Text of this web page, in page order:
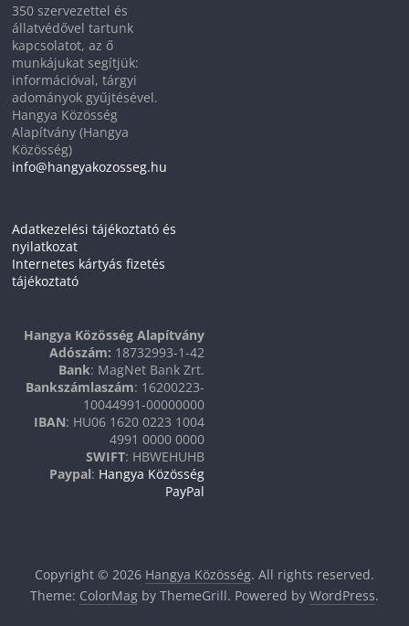
350 szervezettel és
állatvédővel tartunk
kapcsolatot, az ő
munkájukat segítjük:
információval, tárgyi
adományok gyűjtésével.
Hangya Közösség
Alapítvány (Hangya
Közösség)
info@hangyakozosseg.hu
Adatkezelési tájékoztató és
nyilatkozat
Internetes kártyás fizetés
tájékoztató
Hangya Közösség Alapítvány
Adószám: 18732993-1-42
Bank: MagNet Bank Zrt.
Bankszámlaszám: 16200223-
10044991-00000000
IBAN: HU06 1620 0223 1004
4991 0000 0000
SWIFT: HBWEHUHB
Paypal: Hangya Közösség
PayPal
Copyright © 2026 Hangya Közösség. All rights reserved.
Theme: ColorMagby ThemeGrill. Powered by WordPress.